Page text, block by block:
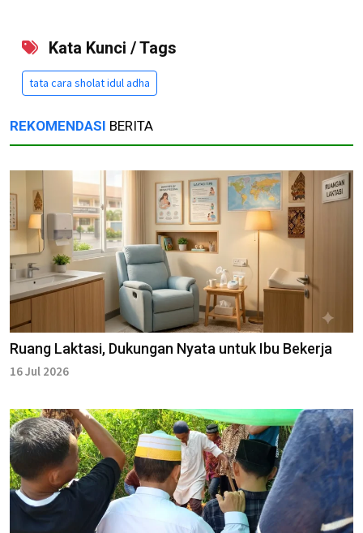
Kata Kunci / Tags
tata cara sholat idul adha
REKOMENDASI BERITA
Ruang Laktasi, Dukungan Nyata untuk Ibu Bekerja
16 Jul 2026